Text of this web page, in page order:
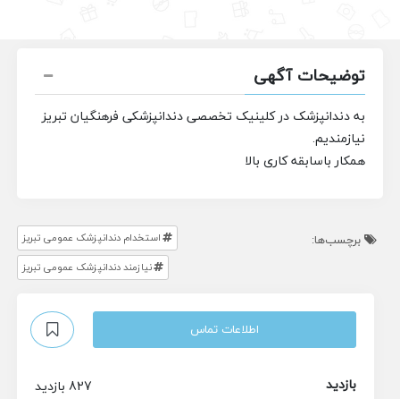
توضیحات آگهی
به دندانپزشک در کلینیک تخصصی دندانپزشکی فرهنگیان تبریز
نیازمندیم.
همکار باسابقه کاری بالا
برچسب‌ها:
استخدام دندانپزشک عمومی تبریز
نیازمند دندانپزشک عمومی تبریز
اطلاعات تماس
بازدید
827 بازدید